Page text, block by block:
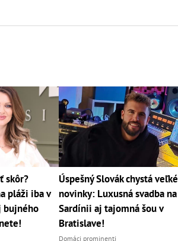
skôr?
pláži iba v
bujného
Úspešný Slovák chystá veľké
novinky: Luxusná svadba na
Sardínii aj tajomná šou v
Bratislave!
Domáci prominenti